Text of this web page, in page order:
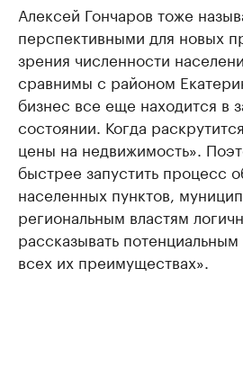
Алексей Гончаров тоже
перспективными для новых
зрения численности
сравнимы с районом
бизнес все еще находится в
состоянии. Когда
цены на недвижимость».
быстрее запустить процесс
населенных пунктов,
региональным властям
рассказывать
всех их преимуществах».